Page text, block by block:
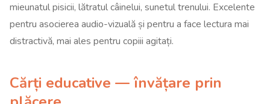
mieunatul pisicii, lătratul câinelui, sunetul trenului. Excelente
pentru asocierea audio-vizuală și pentru a face lectura mai
distractivă, mai ales pentru copiii agitați.
Cărți educative — învățare prin